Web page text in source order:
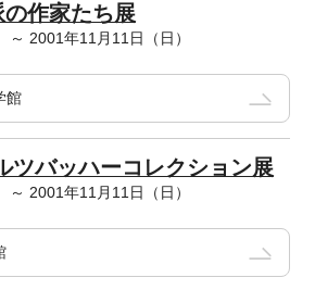
作家たち展
～ 2001年11月11日（日）
館
ツバッハーコレクション展
～ 2001年11月11日（日）